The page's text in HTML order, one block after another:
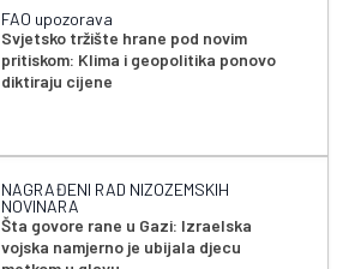
FAO upozorava
Svjetsko tržište hrane pod novim
pritiskom: Klima i geopolitika ponovo
diktiraju cijene
NAGRAĐENI RAD NIZOZEMSKIH
NOVINARA
Šta govore rane u Gazi: Izraelska
vojska namjerno je ubijala djecu